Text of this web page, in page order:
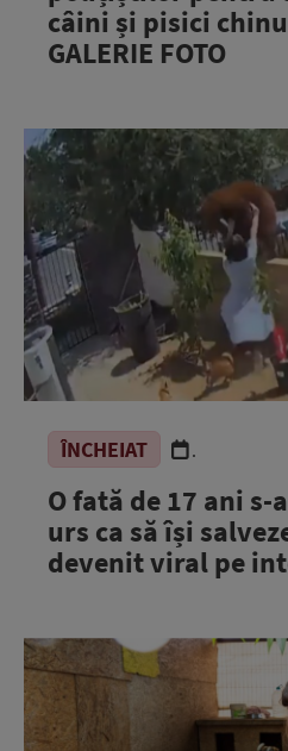
câini și pisici
GALERIE FOTO
ÎNCHEIAT .
O fată de 17 ani
urs ca să își
devenit viral pe